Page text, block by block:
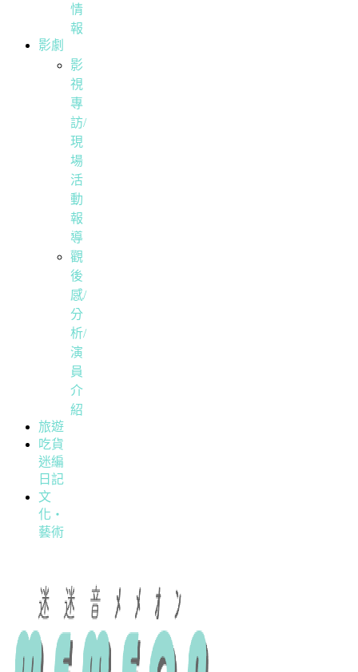
情
報
影劇
影
視
專
訪/
現
場
活
動
報
導
觀
後
感/
分
析/
演
員
介
紹
旅遊
吃貨
迷編
日記
文
化・
藝術